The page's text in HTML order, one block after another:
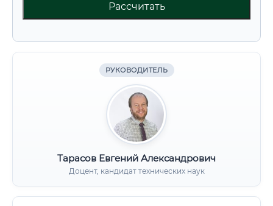
Рассчитать
РУКОВОДИТЕЛЬ
Тарасов Евгений Александрович
Доцент, кандидат технических наук